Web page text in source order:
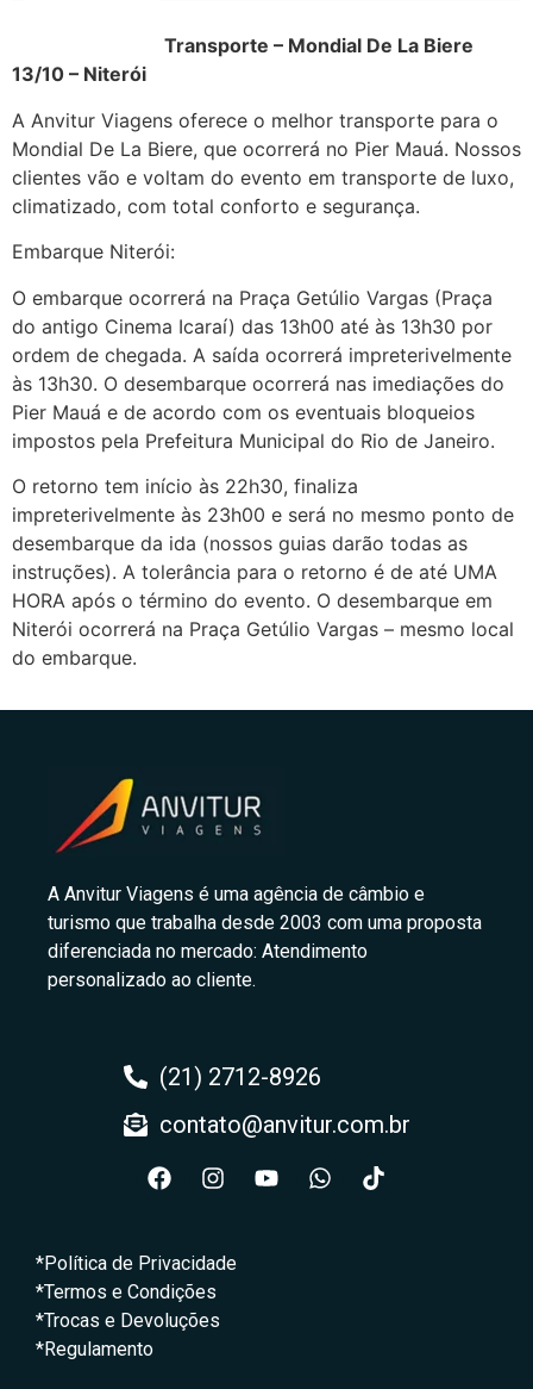
Transporte – Mondial De La Biere
13/10 – Niterói
A Anvitur Viagens oferece o melhor transporte para o
Mondial De La Biere, que ocorrerá no Pier Mauá. Nossos
clientes vão e voltam do evento em transporte de luxo,
climatizado, com total conforto e segurança.
Embarque Niterói:
O embarque ocorrerá na Praça Getúlio Vargas (Praça
do antigo Cinema Icaraí) das 13h00 até às 13h30 por
ordem de chegada. A saída ocorrerá impreterivelmente
às 13h30. O desembarque ocorrerá nas imediações do
Pier Mauá e de acordo com os eventuais bloqueios
impostos pela Prefeitura Municipal do Rio de Janeiro.
O retorno tem início às 22h30, finaliza
impreterivelmente às 23h00 e será no mesmo ponto de
desembarque da ida (nossos guias darão todas as
instruções). A tolerância para o retorno é de até UMA
HORA após o término do evento. O desembarque em
Niterói ocorrerá na Praça Getúlio Vargas – mesmo local
do embarque.
A Anvitur Viagens é uma agência de câmbio e
turismo que trabalha desde 2003 com uma proposta
diferenciada no mercado: Atendimento
personalizado ao cliente.
(21) 2712-8926
contato@anvitur.com.br
*Política de Privacidade
*Termos e Condições
*Trocas e Devoluções
*Regulamento